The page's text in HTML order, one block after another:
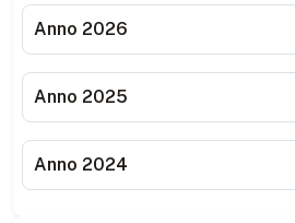
Anno 2026
Anno 2025
Anno 2024